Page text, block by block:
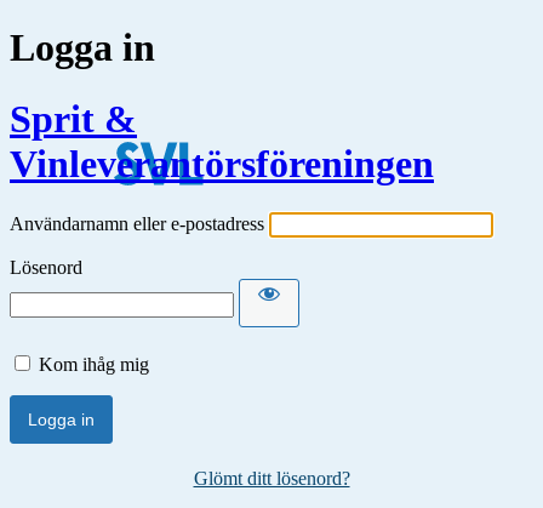
Logga in
Sprit &
Vinleverantörsföreningen
Användarnamn eller e-postadress
Lösenord
Kom ihåg mig
Glömt ditt lösenord?